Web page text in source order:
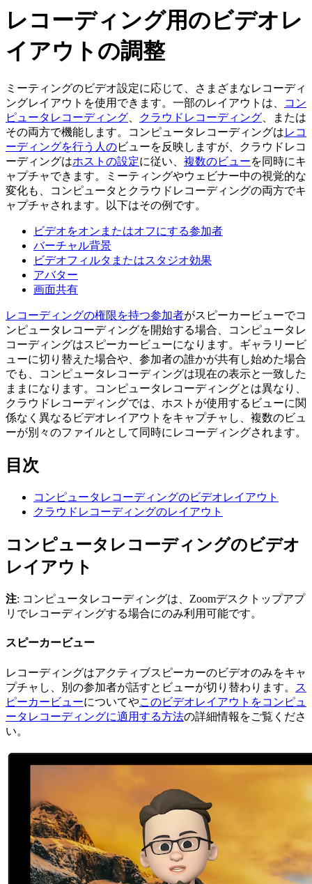
レコーディング用のビデオレ
イアウトの調整
ミーティングのビデオ設定に応じて、さまざまなレコーディ
ングレイアウトを使用できます。一部のレイアウトは、
コン
ピュータレコーディング、 クラウドレコーディング、または
その両方で機能します。コンピュータレコーディングはレコ
ーディングを行う人のビューを反映しますが、クラウドレコ
ーディングはホストの設定に従い、 複数のビューを同時にキ
ャプチャできます。ミーティングやウェビナー中の視覚的な
変化も、コンピュータとクラウドレコーディングの両方でキ
ャプチャされます。以下はその例です。
ビデオをオンまたはオフにする参加者
バーチャル背景
ビデオフィルタまたはスタジオ効果
アバター
画面共有
レコーディングの権限を持つ参加者がスピーカービューでコ
ンピュータレコーディングを開始する場合、コンピュータレ
コーディングはスピーカービューになります。ギャラリービ
ューに切り替えた場合や、参加者の誰かが共有し始めた場合
でも、コンピュータレコーディングは現在の表示と一致した
ままになります。コンピュータレコーディングとは異なり、
クラウドレコーディングでは、ホストが使用するビューに関
係なく異なるビデオレイアウトをキャプチャし、複数のビュ
ーが別々のファイルとして同時にレコーディングされます。
目次
コンピュータレコーディングのビデオレイアウト
クラウドレコーディングのレイアウト
コンピュータレコーディングのビデオ
レイアウト
注: コンピュータレコーディングは、Zoomデスクトップアプ
リでレコーディングする場合にのみ利用可能です。
スピーカービュー
レコーディングはアクティブスピーカーのビデオのみをキャ
プチャし、別の参加者が話すとビューが切り替わります。
ス
ピーカービューについてやこのビデオレイアウトをコンピュ
ータレコーディングに適用する方法の詳細情報をご覧くださ
い。